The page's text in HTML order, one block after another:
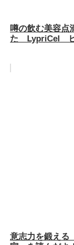
噂の飲む美容点
た LypriCel
意志力を鍛える